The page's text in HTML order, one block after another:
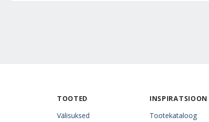
TOOTED
Välisuksed
INSPIRATSIOON
Tootekataloog